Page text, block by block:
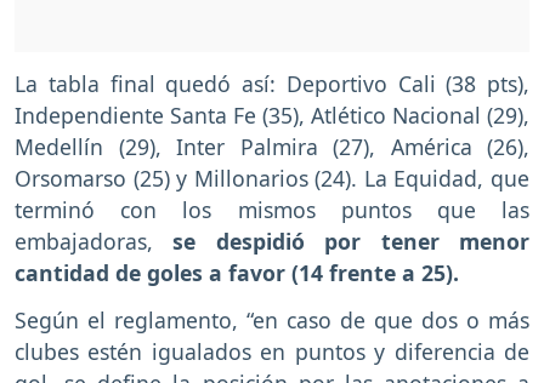
La tabla final quedó así: Deportivo Cali (38 pts),
Independiente Santa Fe (35), Atlético Nacional (29),
Medellín (29), Inter Palmira (27), América (26),
Orsomarso (25) y Millonarios (24). La Equidad, que
terminó con los mismos puntos que las
embajadoras,se despidió por tener menor
cantidad de goles a favor (14 frente a 25).
Según el reglamento, “en caso de que dos o más
clubes estén igualados en puntos y diferencia de